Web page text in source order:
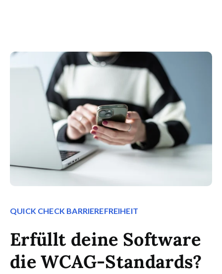
QUICK CHECK BARRIEREFREIHEIT
Erfüllt deine Software
die WCAG-Standards?